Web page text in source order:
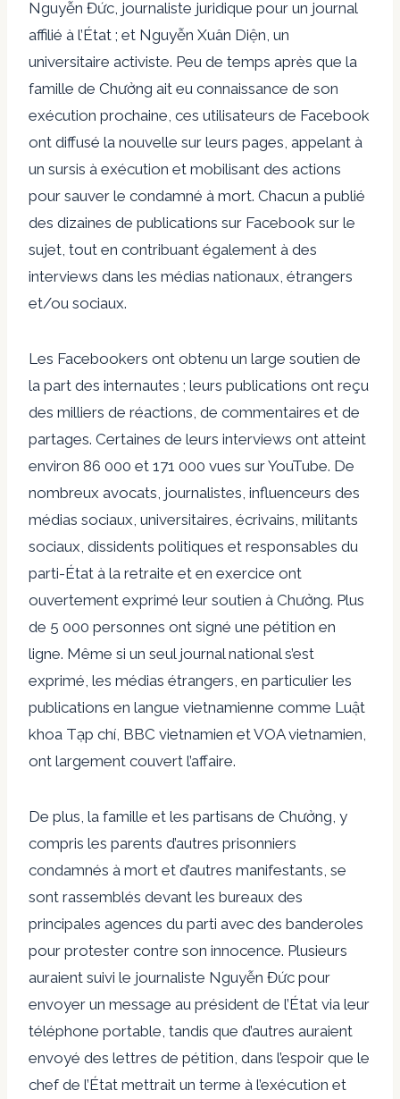
Nguyễn Đức, journaliste juridique pour un journal
affilié à l’État ; et Nguyễn Xuân Diện, un
universitaire activiste. Peu de temps après que la
famille de Chưởng ait eu connaissance de son
exécution prochaine, ces utilisateurs de Facebook
ont ​​diffusé la nouvelle sur leurs pages, appelant à
un sursis à exécution et mobilisant des actions
pour sauver le condamné à mort. Chacun a publié
des dizaines de publications sur Facebook sur le
sujet, tout en contribuant également à des
interviews dans les médias nationaux, étrangers
et/ou sociaux.
Les Facebookers ont obtenu un large soutien de
la part des internautes ; leurs publications ont reçu
des milliers de réactions, de commentaires et de
partages. Certaines de leurs interviews ont atteint
environ 86 000 et 171 000 vues sur YouTube. De
nombreux avocats, journalistes, influenceurs des
médias sociaux, universitaires, écrivains, militants
sociaux, dissidents politiques et responsables du
parti-État à la retraite et en exercice ont
ouvertement exprimé leur soutien à Chưởng. Plus
de 5 000 personnes ont signé une pétition en
ligne. Même si un seul journal national s’est
exprimé, les médias étrangers, en particulier les
publications en langue vietnamienne comme Luật
khoa Tạp chí, BBC vietnamien et VOA vietnamien,
ont largement couvert l’affaire.
De plus, la famille et les partisans de Chưởng, y
compris les parents d’autres prisonniers
condamnés à mort et d’autres manifestants, se
sont rassemblés devant les bureaux des
principales agences du parti avec des banderoles
pour protester contre son innocence. Plusieurs
auraient suivi le journaliste Nguyễn Đức pour
envoyer un message au président de l’État via leur
téléphone portable, tandis que d’autres auraient
envoyé des lettres de pétition, dans l’espoir que le
chef de l’État mettrait un terme à l’exécution et